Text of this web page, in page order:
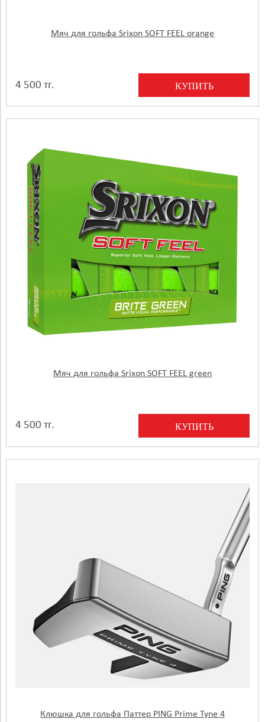
Мяч для гольфа Srixon SOFT FEEL orange
4 500 тг. КУПИТЬ
Мяч для гольфа Srixon SOFT FEEL green
4 500 тг. КУПИТЬ
Клюшка для гольфа Паттер PING Prime Tyne 4